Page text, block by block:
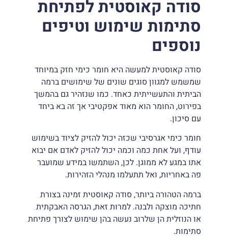
סודה קאוסטית לפתיחת
סתימות שימוש וטיפים
נוספים
סודה קאוסטית למעשה היא חומר כימי חזק במיוחד
שמשמש למגוון סוגים שונים של שימושים ברמה
הביתית והתעשייתית כאחד. כמו שנזהיר גם בהמשך
בפירוט, החומר הוא מאוד אפקטיבי אך זה בא ביחד
עם סיכון.
חומר כימי אגרסיבי שכזה יכול להזיק לציוד בשימוש
עודף, ועל אחת כמה וכמה יכול להזיק לאדם אם יבוא
אתו במגע לא ממוגן. לכן, השתמשו במידע שמועבר
פה באחריות, ואל תתעלמו מנהלי הזהירות.
ברמה הטהורה ביותר, סודה קאוסטית זמינה בצורת
חתיכה מוצקה ולבנה. למרות זאת, הגרסה האבקתית
או הנוזלית הן שלרוב נעשה בהן שימוש לצורך פתיחת
סתימות.